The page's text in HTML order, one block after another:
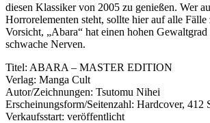
diesen Klassiker von 2005 zu genießen. Wer
Horrorelementen steht, sollte hier auf alle
Vorsicht, „Abara“ hat einen hohen
schwache Nerven.
Titel: ABARA – MASTER EDITION
Verlag: Manga Cult
Autor/Zeichnungen: Tsutomu Nihei
Erscheinungsform/Seitenzahl: Hardcover, 412
Verkaufsstart: veröffentlicht